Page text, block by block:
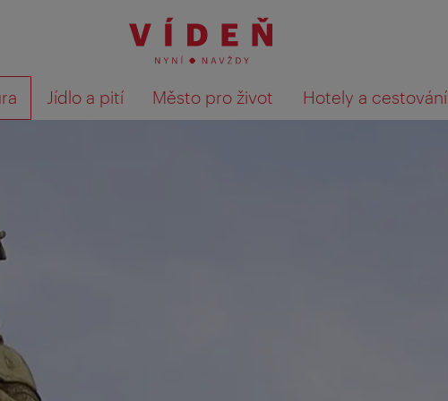
Jídlo a pití Město pro život Hotely a cestování